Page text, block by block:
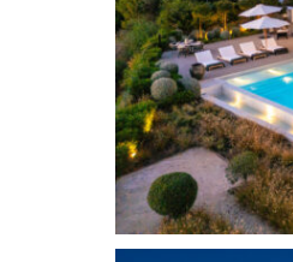
uno con acceso
detalles en piedra
abierta, equipada
la elegante
ambiente ideal
Al ascender a la
vestidor exclusivo
mientras que el
bañera de mármol,